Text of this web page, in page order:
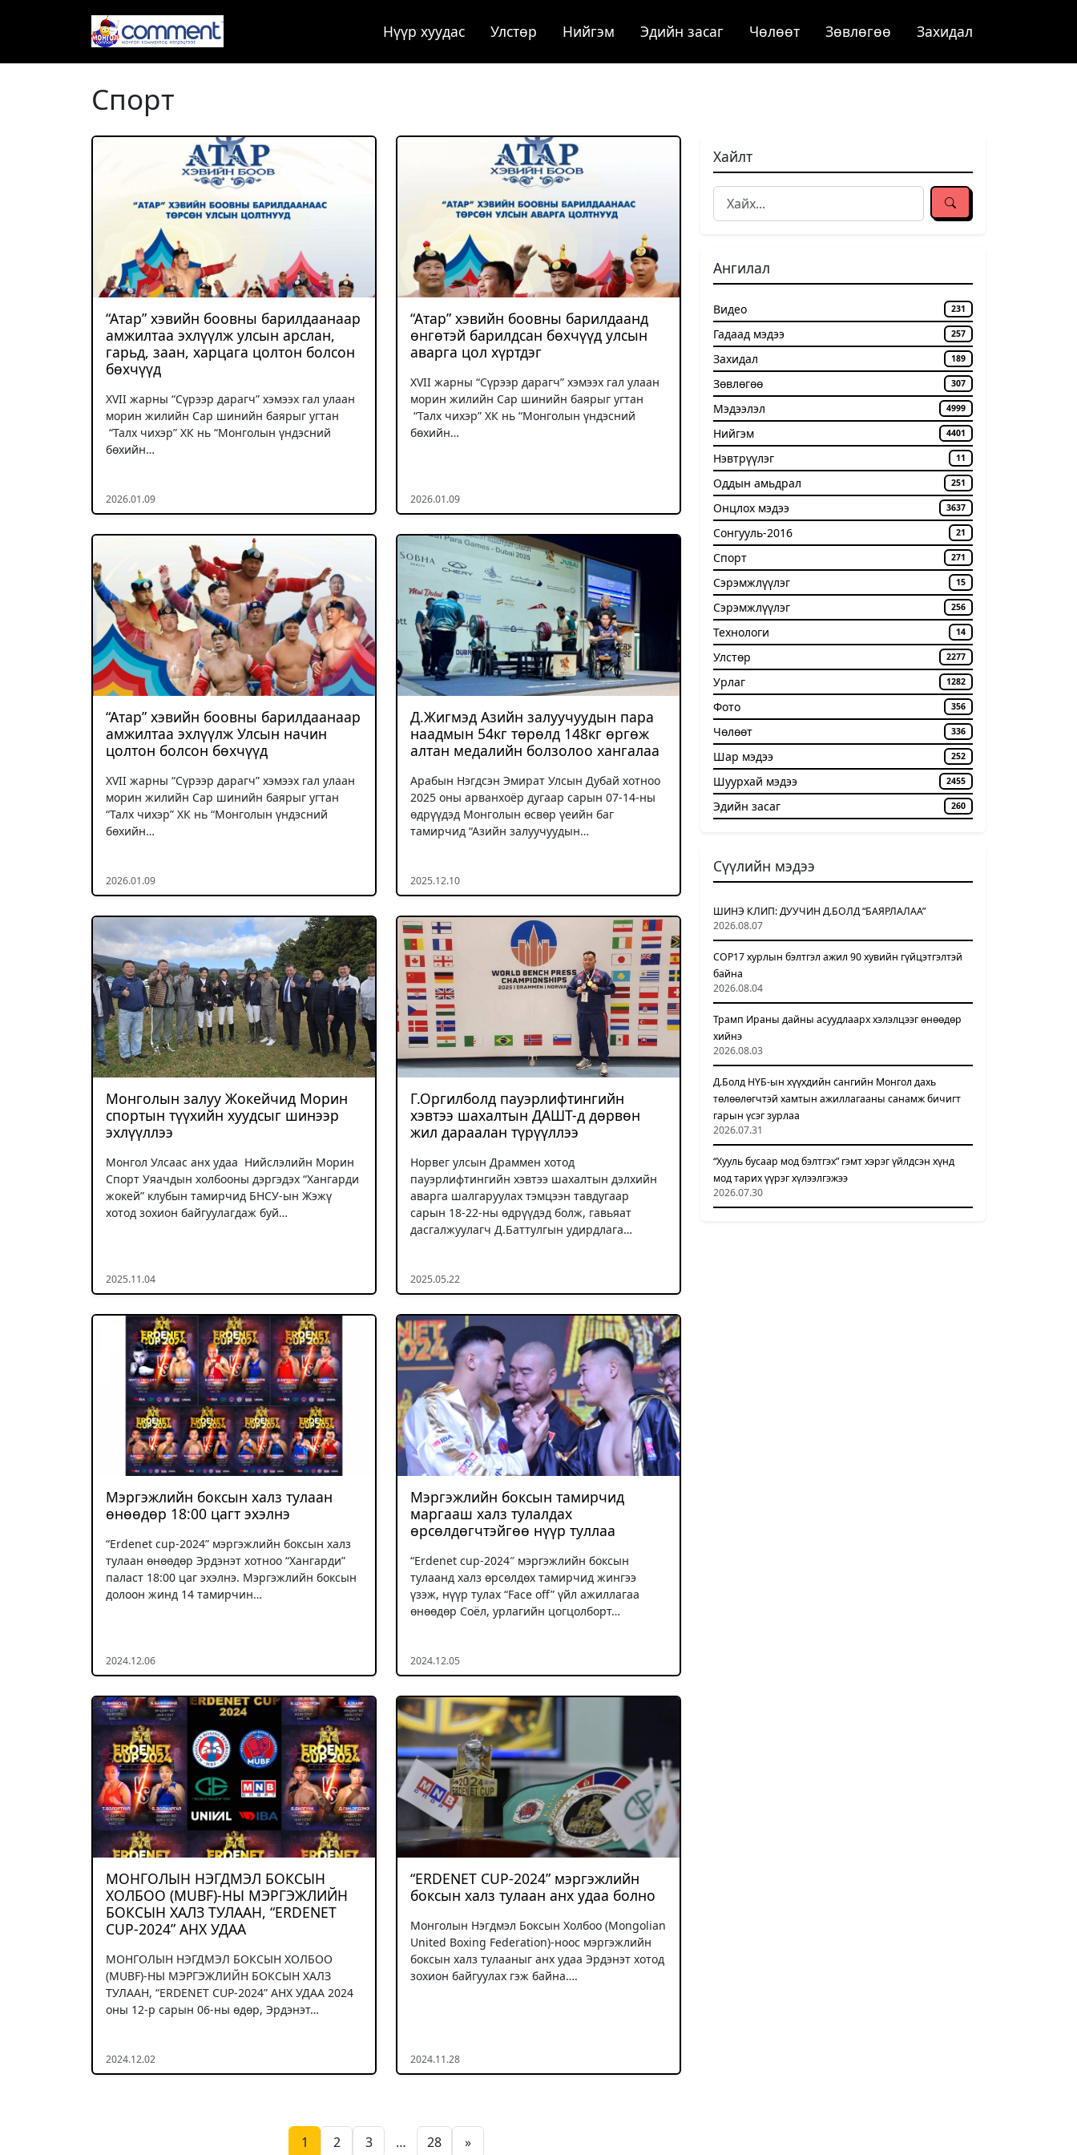
Нүүр хуудас Улстөр Нийгэм Эдийн засаг Чѳлѳѳт Зөвлөгөө Захидал
Спорт
“Атар” хэвийн боовны барилдаанаар
амжилтаа эхлүүлж улсын арслан,
гарьд, заан, харцага цолтон болсон
бөхчүүд
XVII жарны “Сүрээр дарагч” хэмээх гал улаан
морин жилийн Сар шинийн баярыг угтан
“Талх чихэр” ХК нь “Монголын үндэсний
бөхийн…
2026.01.09
“Атар” хэвийн боовны барилдаанд
өнгөтэй барилдсан бөхчүүд улсын
аварга цол хүртдэг
XVII жарны “Сүрээр дарагч” хэмээх гал улаан
морин жилийн Сар шинийн баярыг угтан
“Талх чихэр” ХК нь “Монголын үндэсний
бөхийн…
2026.01.09
“Атар” хэвийн боовны барилдаанаар
амжилтаа эхлүүлж Улсын начин
цолтон болсон бөхчүүд
XVII жарны “Сүрээр дарагч” хэмээх гал улаан
морин жилийн Сар шинийн баярыг угтан
“Талх чихэр” ХК нь “Монголын үндэсний
бөхийн…
2026.01.09
Д.Жигмэд Азийн залуучуудын пара
наадмын 54кг төрөлд 148кг өргөж
алтан медалийн болзолоо хангалаа
Арабын Нэгдсэн Эмират Улсын Дубай хотноо
2025 оны арванхоёр дугаар сарын 07-14-ны
өдрүүдэд Монголын өсвөр үеийн баг
тамирчид “Азийн залуучуудын…
2025.12.10
Монголын залуу Жокейчид Морин
спортын түүхийн хуудсыг шинээр
эхлүүллээ
Монгол Улсаас анх удаа Нийслэлийн Морин
Спорт Уяачдын холбооны дэргэдэх “Хангарди
жокей” клубын тамирчид БНСУ-ын Жэжү
хотод зохион байгуулагдаж буй…
2025.11.04
Г.Оргилболд пауэрлифтингийн
хэвтээ шахалтын ДАШТ-д дөрвөн
жил дараалан түрүүллээ
Норвег улсын Драммен хотод
пауэрлифтингийн хэвтээ шахалтын дэлхийн
аварга шалгаруулах тэмцээн тавдугаар
сарын 18-22-ны өдрүүдэд болж, гавьяат
дасгалжуулагч Д.Баттулгын удирдлага…
2025.05.22
Мэргэжлийн боксын халз тулаан
өнөөдөр 18:00 цагт эхэлнэ
“Erdenet cup-2024” мэргэжлийн боксын халз
тулаан өнөөдөр Эрдэнэт хотноо “Хангарди”
паласт 18:00 цаг эхэлнэ. Мэргэжлийн боксын
долоон жинд 14 тамирчин…
2024.12.06
Мэргэжлийн боксын тамирчид
маргааш халз тулалдах
өрсөлдөгчтэйгөө нүүр туллаа
“Erdenet cup-2024″ мэргэжлийн боксын
тулаанд халз өрсөлдөх тамирчид жингээ
үзэж, нүүр тулах “Face off” үйл ажиллагаа
өнөөдөр Соёл, урлагийн цогцолборт…
2024.12.05
МОНГОЛЫН НЭГДМЭЛ БОКСЫН
ХОЛБОО (MUBF)-НЫ МЭРГЭЖЛИЙН
БОКСЫН ХАЛЗ ТУЛААН, “ERDENET
CUP-2024” АНХ УДАА
МОНГОЛЫН НЭГДМЭЛ БОКСЫН ХОЛБОО
(MUBF)-НЫ МЭРГЭЖЛИЙН БОКСЫН ХАЛЗ
ТУЛААН, “ERDENET CUP-2024” АНХ УДАА 2024
оны 12-р сарын 06-ны өдөр, Эрдэнэт…
2024.12.02
“ERDENET CUP-2024” мэргэжлийн
боксын халз тулаан анх удаа болно
Монголын Нэгдмэл Боксын Холбоо (Mongolian
United Boxing Federation)-ноос мэргэжлийн
боксын халз тулааныг анх удаа Эрдэнэт хотод
зохион байгуулах гэж байна….
2024.11.28
1 2 3 … 28 »
Хайлт
Ангилал
Видео 231
Гадаад мэдээ 257
Захидал 189
Зөвлөгөө 307
Мэдээлэл 4999
Нийгэм 4401
Нэвтрүүлэг 11
Оддын амьдрал 251
Онцлох мэдээ 3637
Сонгууль-2016 21
Спорт 271
Сэрэмжлүүлэг 15
Сэрэмжлүүлэг 256
Технологи 14
Улстөр 2277
Урлаг 1282
Фото 356
Чѳлѳѳт 336
Шар мэдээ 252
Шуурхай мэдээ 2455
Эдийн засаг 260
Сүүлийн мэдээ
ШИНЭ КЛИП: ДУУЧИН Д.БОЛД “БАЯРЛАЛАА”
2026.08.07
COP17 хурлын бэлтгэл ажил 90 хувийн гүйцэтгэлтэй
байна
2026.08.04
Трамп Ираны дайны асуудлаарх хэлэлцээг өнөөдөр
хийнэ
2026.08.03
Д.Болд НҮБ-ын хүүхдийн сангийн Монгол дахь
төлөөлөгчтэй хамтын ажиллагааны санамж бичигт
гарын үсэг зурлаа
2026.07.31
“Хууль бусаар мод бэлтгэх” гэмт хэрэг үйлдсэн хүнд
мод тарих үүрэг хүлээлгэжээ
2026.07.30